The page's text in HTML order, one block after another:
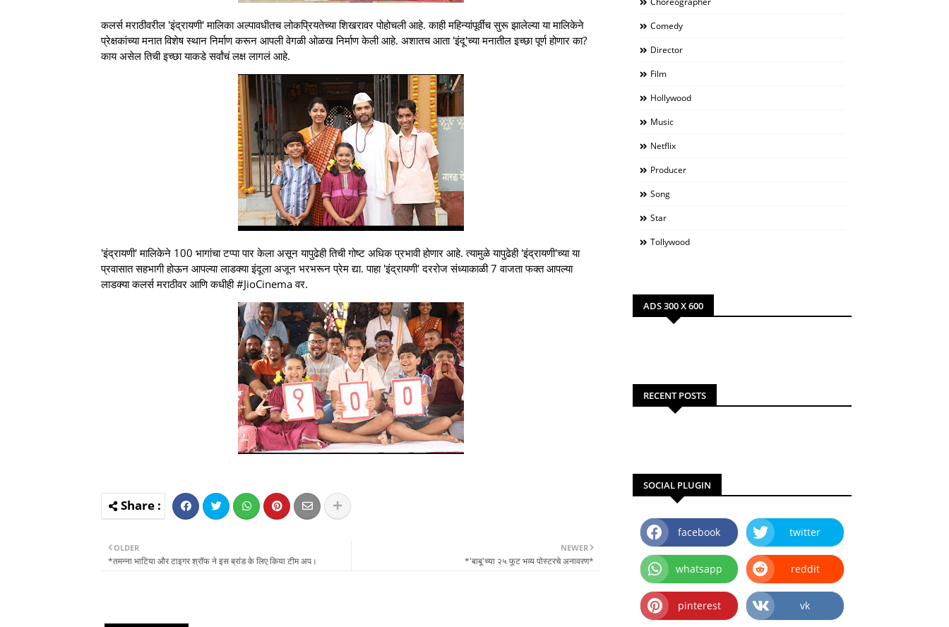
कलर्स मराठीवरील 'इंद्रायणी' मालिका अल्पावधीतच लोकप्रियतेच्या शिखरावर पोहोचली आहे. काही महिन्यांपूर्वीच सुरू झालेल्या या मालिकेने
प्रेक्षकांच्या मनात विशेष स्थान निर्माण करून आपली वेगळी ओळख निर्माण केली आहे. अशातच आता 'इंदू'च्या मनातील इच्छा पूर्ण होणार का?
काय असेल तिची इच्छा याकडे सर्वांचं लक्ष लागलं आहे.
'इंद्रायणी' मालिकेने 100 भागांचा टप्पा पार केला असून यापुढेही तिची गोष्ट अधिक प्रभावी होणार आहे. त्यामुळे यापुढेही 'इंद्रायणी'च्या या
प्रवासात सहभागी होऊन आपल्या लाडक्या इंदूला अजून भरभरून प्रेम द्या. पाहा 'इंद्रायणी' दररोज संध्याकाळी 7 वाजता फक्त आपल्या
लाडक्या कलर्स मराठीवर आणि कधीही #JioCinema वर.
NEWER
*'बाबू'च्या २५ फूट भव्य पोस्टरचे अनावरण*
OLDER
*तमन्ना भाटिया और टाइगर श्रॉफ ने इस ब्रांड के लिए किया टीम अप।
Comedy
Director
Film
Hollywood
Music
Netflix
Producer
Song
Star
Tollywood
ADS 300 X 600
RECENT POSTS
SOCIAL PLUGIN
facebook twitter
whatsapp reddit
pinterest vk